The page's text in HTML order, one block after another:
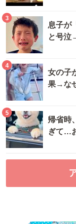
3
息子が
と号泣
4
女の子
果→な
5
帰省時
ぎて…